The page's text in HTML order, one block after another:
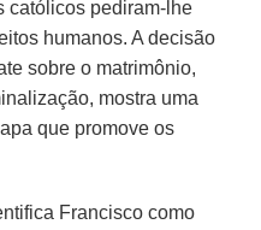
católicos pediram-lhe
humanos. A decisão
sobre o matrimônio,
mostra uma
que promove os
Francisco como